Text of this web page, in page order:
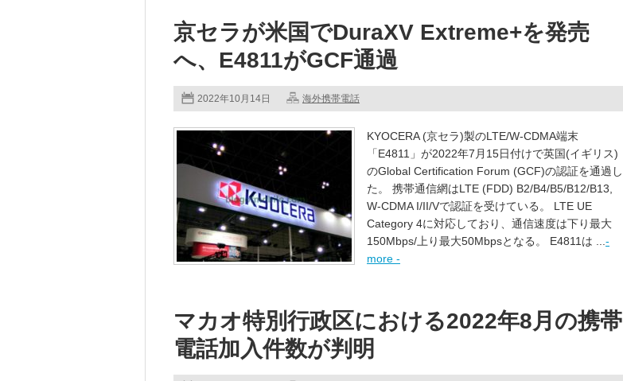
京セラが米国でDuraXV Extreme+を発売
へ、E4811がGCF通過
2022年10月14日 海外携帯電話
KYOCERA (京セラ)製のLTE/W-CDMA端末
「E4811」が2022年7月15日付けで英国(イギリス)
のGlobal Certification Forum (GCF)の認証を通過し
た。 携帯通信網はLTE (FDD) B2/B4/B5/B12/B13,
W-CDMA I/II/Vで認証を受けている。 LTE UE
Category 4に対応しており、通信速度は下り最大
150Mbps/上り最大50Mbpsとなる。 E4811は ... -
more -
マカオ特別行政区における2022年8月の携帯
電話加入件数が判明